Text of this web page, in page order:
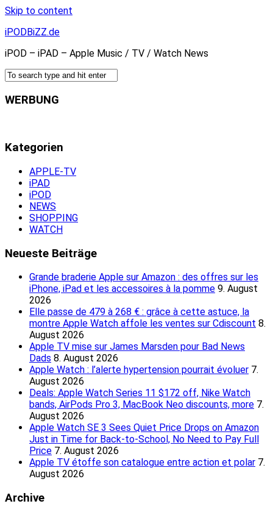
Skip to content
iPODBiZZ.de
iPOD – iPAD – Apple Music / TV / Watch News
WERBUNG
Kategorien
APPLE-TV
iPAD
iPOD
NEWS
SHOPPING
WATCH
Neueste Beiträge
Grande braderie Apple sur Amazon : des offres sur les
iPhone, iPad et les accessoires à la pomme 9. August
2026
Elle passe de 479 à 268 € : grâce à cette astuce, la
montre Apple Watch affole les ventes sur Cdiscount 8.
August 2026
Apple TV mise sur James Marsden pour Bad News
Dads 8. August 2026
Apple Watch : l’alerte hypertension pourrait évoluer 7.
August 2026
Deals: Apple Watch Series 11 $172 off, Nike Watch
bands, AirPods Pro 3, MacBook Neo discounts, more 7.
August 2026
Apple Watch SE 3 Sees Quiet Price Drops on Amazon
Just in Time for Back-to-School, No Need to Pay Full
Price 7. August 2026
Apple TV étoffe son catalogue entre action et polar 7.
August 2026
Archive